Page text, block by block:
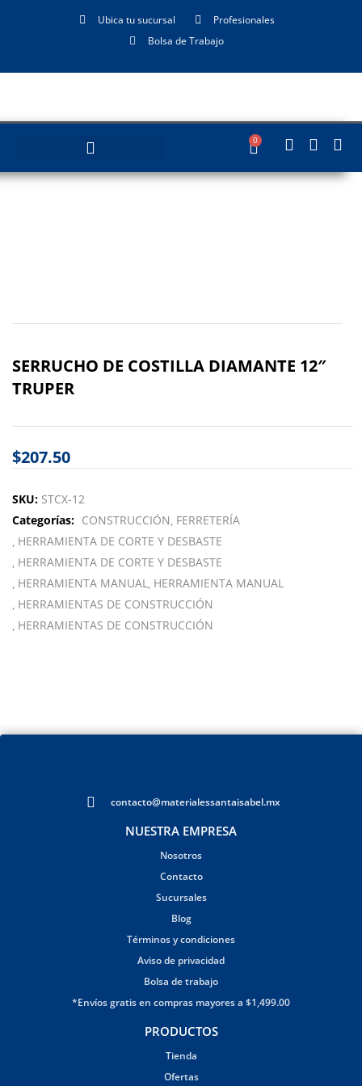
Ubica tu sucursal
Profesionales
Bolsa de Trabajo
0
SERRUCHO DE COSTILLA DIAMANTE 12″
TRUPER
$207.50
SKU: STCX-12
Categorías: CONSTRUCCIÓN FERRETERÍA
HERRAMIENTA DE CORTE Y DESBASTE
HERRAMIENTA DE CORTE Y DESBASTE
HERRAMIENTA MANUAL HERRAMIENTA MANUAL
HERRAMIENTAS DE CONSTRUCCIÓN
HERRAMIENTAS DE CONSTRUCCIÓN
contacto@materialessantaisabel.mx
NUESTRA EMPRESA
Nosotros
Contacto
Sucursales
Blog
Términos y condiciones
Aviso de privacidad
Bolsa de trabajo
*Envíos gratis en compras mayores a $1,499.00
PRODUCTOS
Tienda
Ofertas